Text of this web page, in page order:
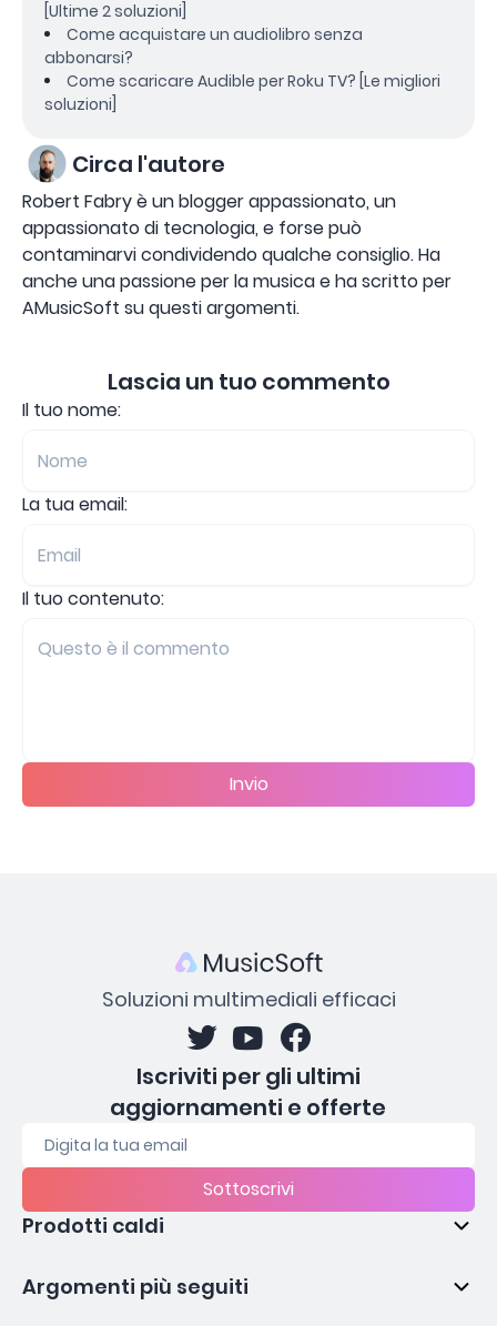
[Ultime 2 soluzioni]
Come acquistare un audiolibro senza
abbonarsi?
Come scaricare Audible per Roku TV? [Le migliori
soluzioni]
Circa l'autore
Robert Fabry è un blogger appassionato, un
appassionato di tecnologia, e forse può
contaminarvi condividendo qualche consiglio. Ha
anche una passione per la musica e ha scritto per
AMusicSoft su questi argomenti.
Lascia un tuo commento
Il tuo nome:
La tua email:
Il tuo contenuto:
Invio
Soluzioni multimediali efficaci
Iscriviti per gli ultimi
aggiornamenti e offerte
Sottoscrivi
Prodotti caldi
Argomenti più seguiti